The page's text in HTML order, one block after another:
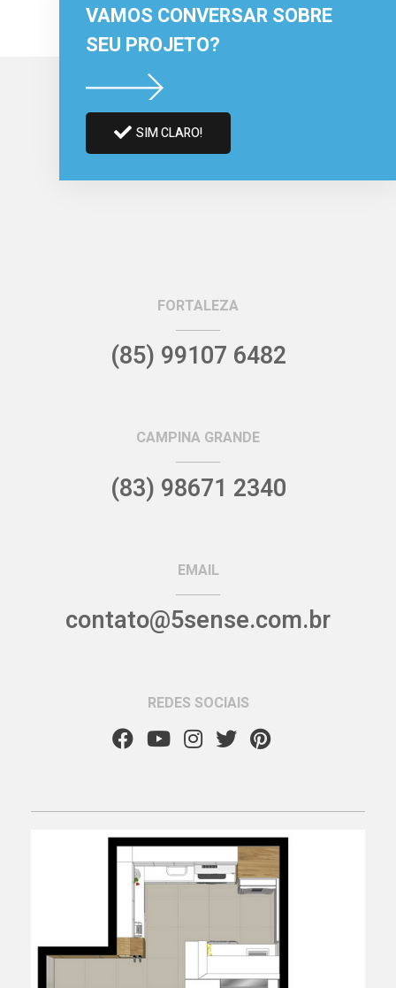
VAMOS CONVERSAR SOBRE
SEU PROJETO?
SIM CLARO!
FORTALEZA
(85) 99107 6482
CAMPINA GRANDE
(83) 98671 2340
EMAIL
contato@5sense.com.br
REDES SOCIAIS